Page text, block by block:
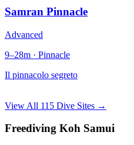
Samran Pinnacle
Advanced
9–28m · Pinnacle
Il pinnacolo segreto
View All 115 Dive Sites →
Freediving Koh Samui